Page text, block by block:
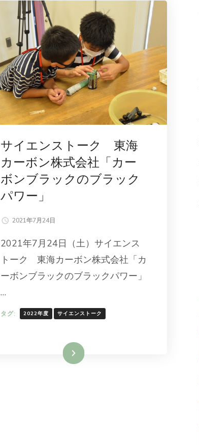
サイエンストーク 東海
カーボン株式会社「カー
ボンブラックのブラック
パワー」
2021年7月24日
2021年7月24日（土）サイエンス
トーク 東海カーボン株式会社「カ
ーボンブラックのブラックパワー」
…
タグ: 2022年度 サイエンストーク
続きを読む